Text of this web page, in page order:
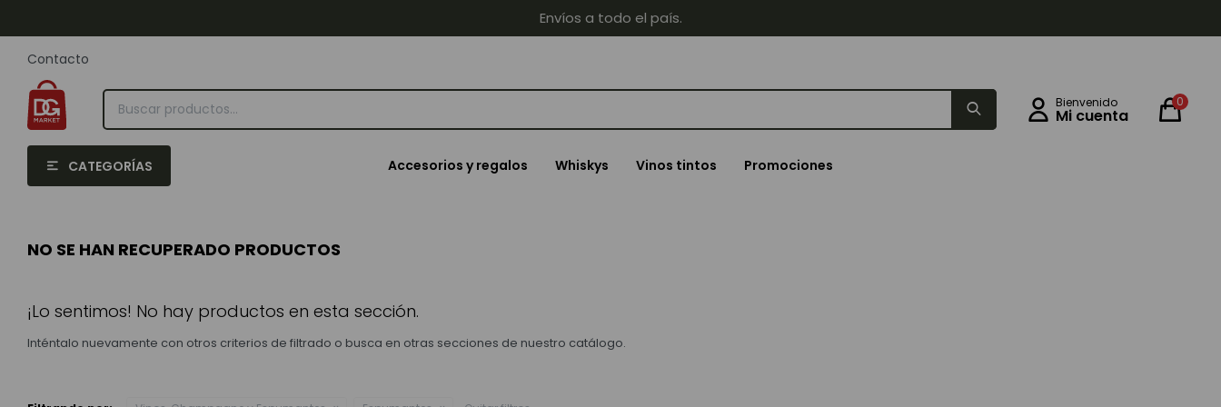
Envíos a todo el país.
CATEGORÍAS Accesorios y regalos Whiskys Vinos tintos Promociones
0
Contacto
NO SE HAN RECUPERADO PRODUCTOS
¡Lo sentimos! No hay productos en esta sección.
Inténtalo nuevamente con otros criterios de filtrado o busca en otras secciones de nuestro catálogo.